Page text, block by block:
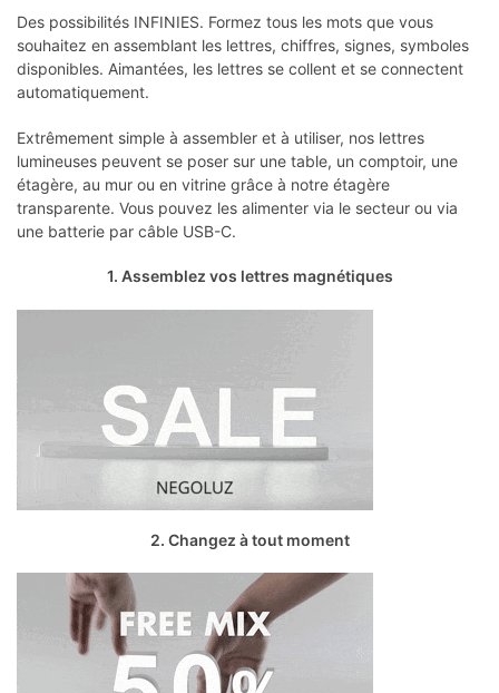
Des possibilités INFINIES. Formez tous les mots que vous
souhaitez en assemblant les lettres, chiffres, signes, symboles
disponibles. Aimantées, les lettres se collent et se connectent
automatiquement.
Extrêmement simple à assembler et à utiliser, nos lettres
lumineuses peuvent se poser sur une table, un comptoir, une
étagère, au mur ou en vitrine grâce à notre étagère
transparente. Vous pouvez les alimenter via le secteur ou via
une batterie par câble USB-C.
1. Assemblez vos lettres magnétiques
2. Changez à tout moment